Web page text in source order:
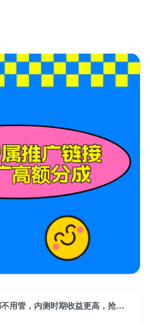
（10327期）一键托管代发视频，一天500+啥都不用管，内测时期收益更高，抢首码，享…